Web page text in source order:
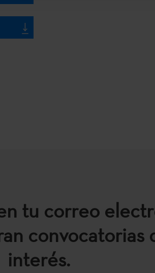
tu correo
convocatorias
interés.